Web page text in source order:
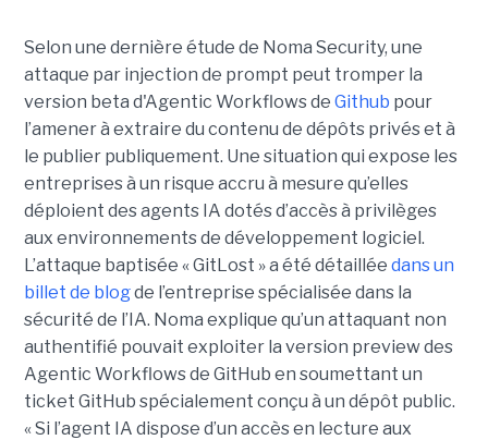
Selon une dernière étude de Noma Security, une
attaque par injection de prompt peut tromper la
version beta d'Agentic Workflows de Github pour
l’amener à extraire du contenu de dépôts privés et à
le publier publiquement. Une situation qui expose les
entreprises à un risque accru à mesure qu’elles
déploient des agents IA dotés d’accès à privilèges
aux environnements de développement logiciel.
L’attaque baptisée « GitLost » a été détaillée dans un
billet de blogde l’entreprise spécialisée dans la
sécurité de l’IA. Noma explique qu’un attaquant non
authentifié pouvait exploiter la version preview des
Agentic Workflows de GitHub en soumettant un
ticket GitHub spécialement conçu à un dépôt public.
« Si l’agent IA dispose d’un accès en lecture aux